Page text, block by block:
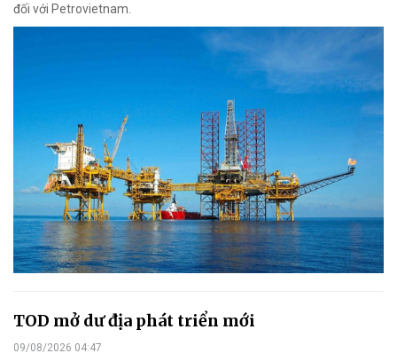
đối với Petrovietnam.
TOD mở dư địa phát triển mới
09/08/2026 04:47